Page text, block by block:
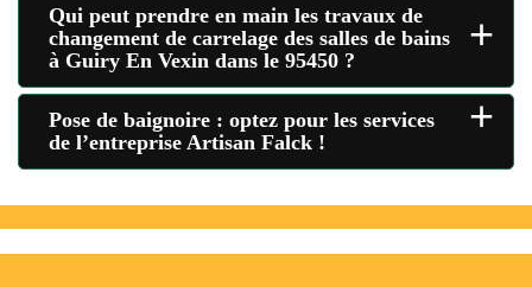
Qui peut prendre en main les travaux de
changement de carrelage des salles de bains
à Guiry En Vexin dans le 95450 ?
+
Pose de baignoire : optez pour les services
de l’entreprise Artisan Falck !
+